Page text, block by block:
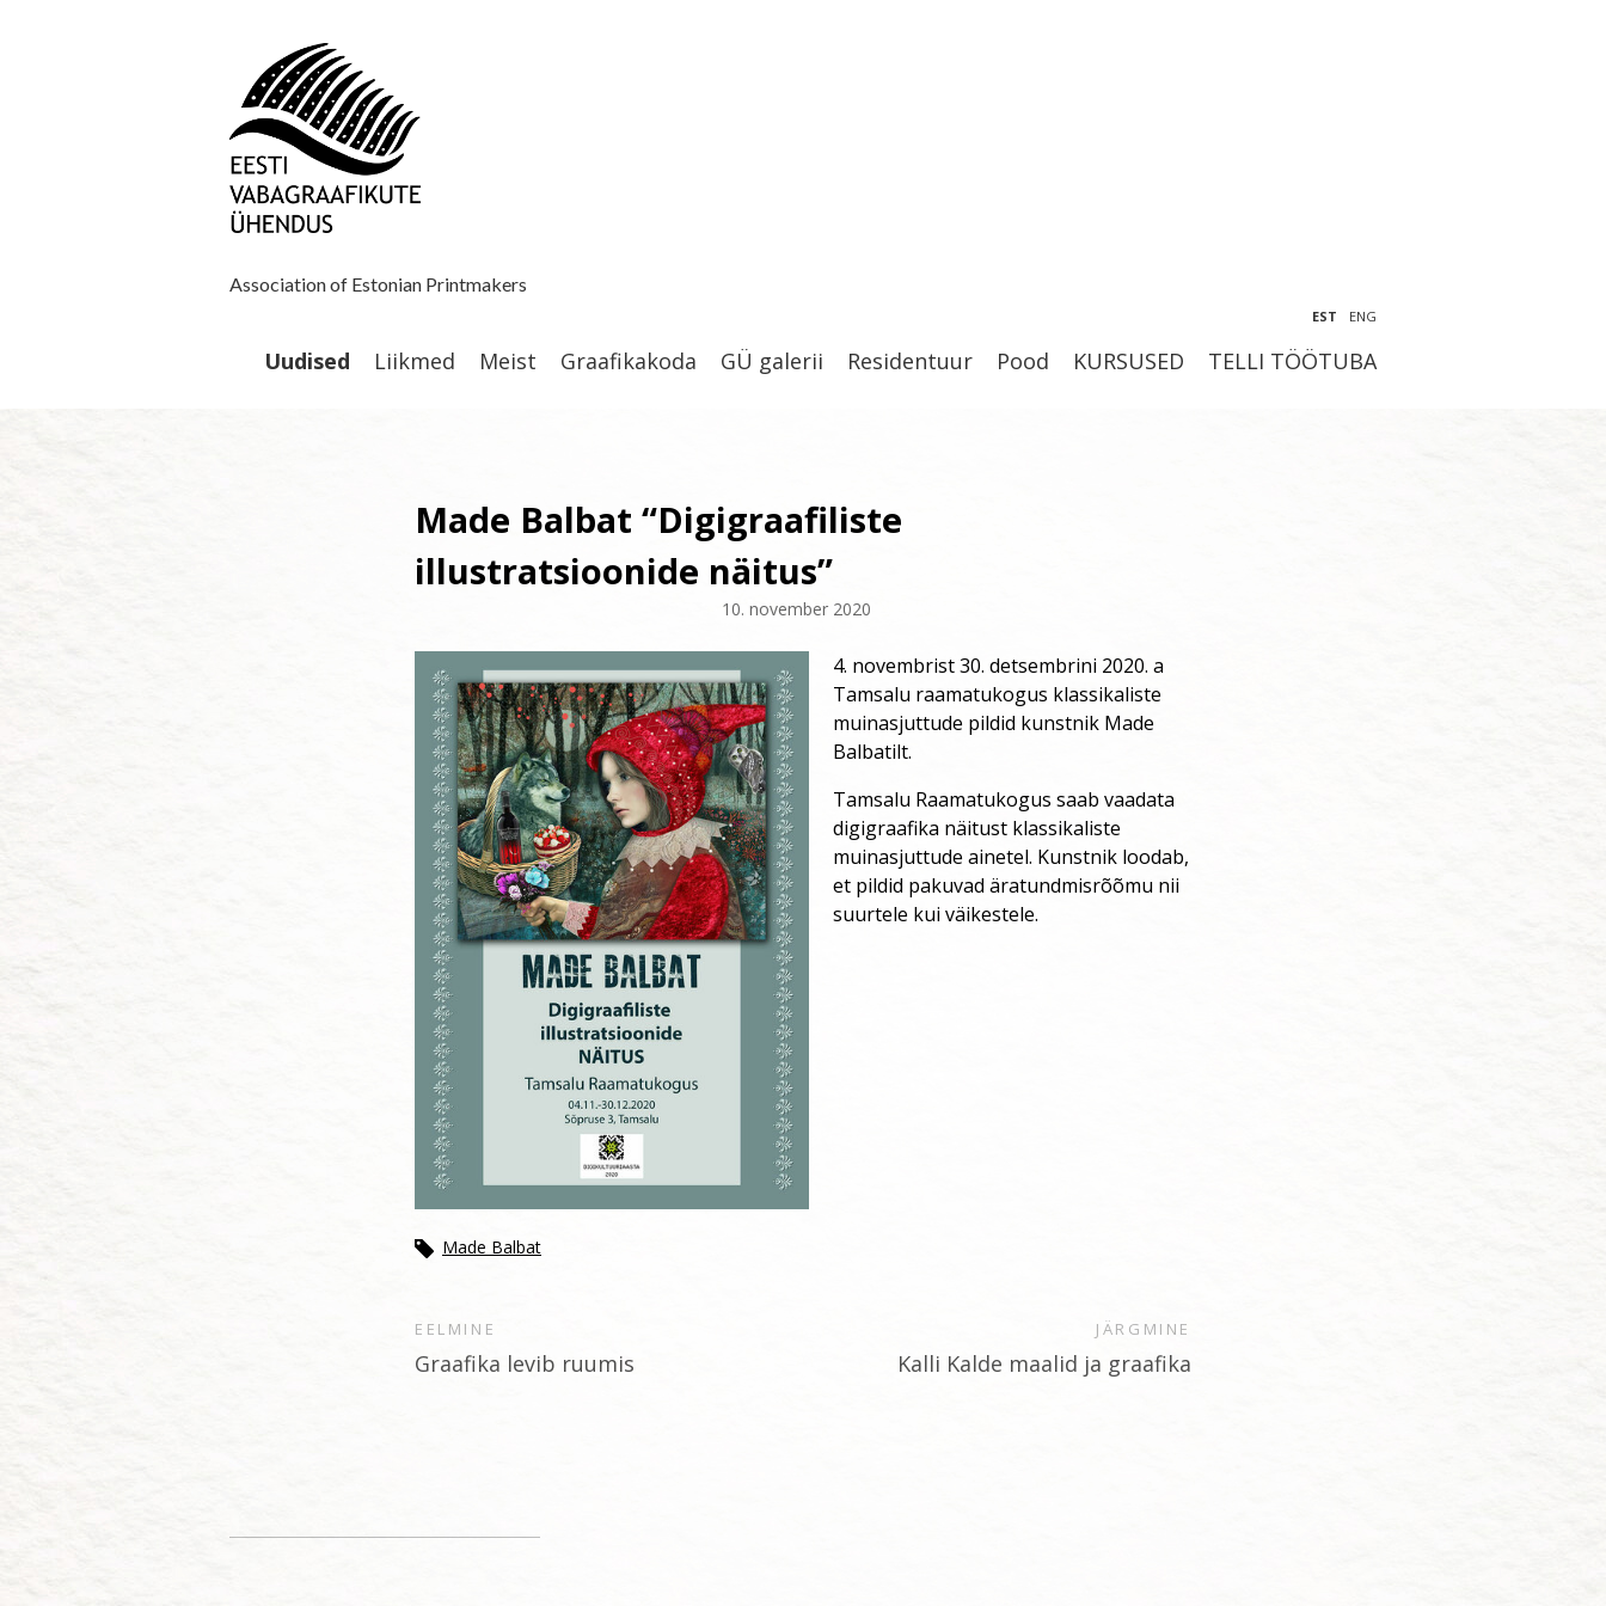
Association of Estonian Printmakers
EST ENG
Uudised Liikmed Meist Graafikakoda GÜ galerii Residentuur Pood KURSUSED TELLI TÖÖTUBA
Made Balbat “Digigraafiliste
illustratsioonide näitus”
10. november 2020
4. novembrist 30. detsembrini 2020. a
Tamsalu raamatukogus klassikaliste
muinasjuttude pildid kunstnik Made
Balbatilt.
Tamsalu Raamatukogus saab vaadata
digigraafika näitust klassikaliste
muinasjuttude ainetel. Kunstnik loodab,
et pildid pakuvad äratundmisrõõmu nii
suurtele kui väikestele.
Made Balbat
EELMINE
Graafika levib ruumis
JÄRGMINE
Kalli Kalde maalid ja graafika